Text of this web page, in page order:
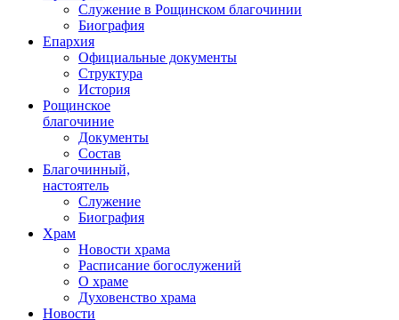
Служение в Рощинском благочинии
Биография
Епархия
Официальные документы
Структура
История
Рощинское
благочиние
Документы
Состав
Благочинный,
настоятель
Служение
Биография
Храм
Новости храма
Расписание богослужений
О храме
Духовенство храма
Новости